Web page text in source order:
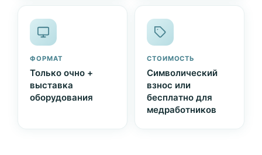
ФОРМАТ
Только очно +
выставка
оборудования
СТОИМОСТЬ
Символический
взнос или
бесплатно для
медработников